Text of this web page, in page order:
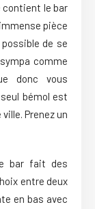
contient le bar
pièce
de se
comme
donc vous
bémol est
Prenez un
bar fait des
entre deux
en bas avec